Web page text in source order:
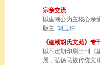
宗亲交流
以建潮公为主核心亲
版主: 胡玉珠
《建潮胡氏文苑》专刊
以不定期印刷出刊《
展，弘扬民族传统文